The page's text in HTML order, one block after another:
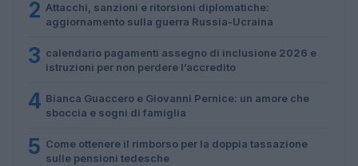
2 Attacchi, sanzioni e ritorsioni diplomatiche:
aggiornamento sulla guerra Russia-Ucraina
3 calendario pagamenti assegno di inclusione 2026 e
istruzioni per non perdere l’accredito
4 Bianca Guaccero e Giovanni Pernice: un amore che
sboccia e sogni di famiglia
5 Come ottenere il rimborso per la doppia tassazione
sulle pensioni tedesche